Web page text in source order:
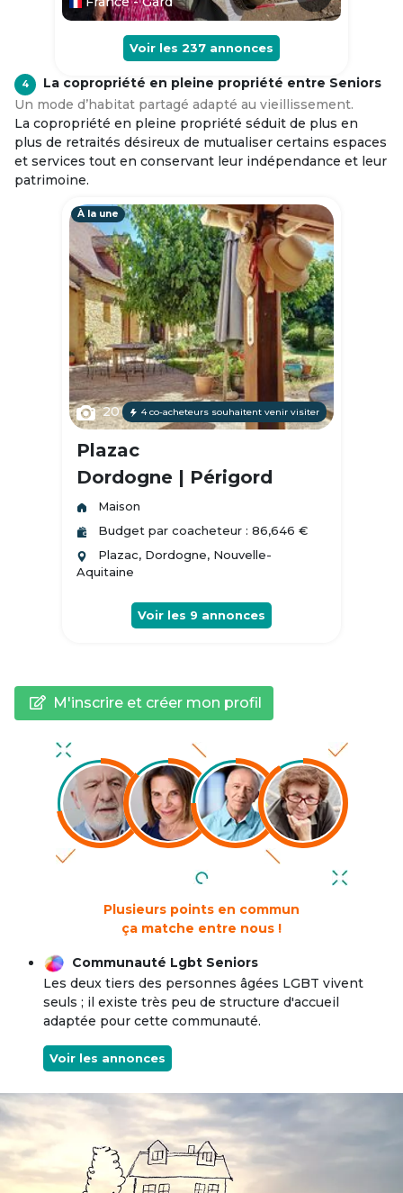
Voir les 237 annonces
4
La copropriété en pleine propriété entre Seniors
Un mode d’habitat partagé adapté au vieillissement.
La copropriété en pleine propriété séduit de plus en
plus de retraités désireux de mutualiser certains espaces
et services tout en conservant leur indépendance et leur
patrimoine.
À la une
20 4 co-acheteurs souhaitent venir visiter
Plazac
Dordogne | Périgord
Maison
Budget par coacheteur : 86,646 €
Plazac, Dordogne, Nouvelle-
Aquitaine
Voir les 9 annonces
M'inscrire et créer mon profil
Plusieurs points en commun
ça matche entre nous !
Communauté Lgbt Seniors
Les deux tiers des personnes âgées LGBT vivent
seuls ; il existe très peu de structure d'accueil
adaptée pour cette communauté.
Voir les annonces